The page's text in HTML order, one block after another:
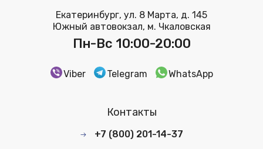
Екатеринбург, ул. 8 Марта, д. 145
Южный автовокзал, м. Чкаловская
Пн-Вс 10:00-20:00
Viber Telegram WhatsApp
Контакты
+7 (800) 201-14-37